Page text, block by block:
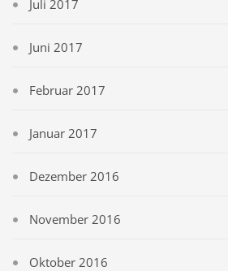
Juli 2017
Juni 2017
Februar 2017
Januar 2017
Dezember 2016
November 2016
Oktober 2016